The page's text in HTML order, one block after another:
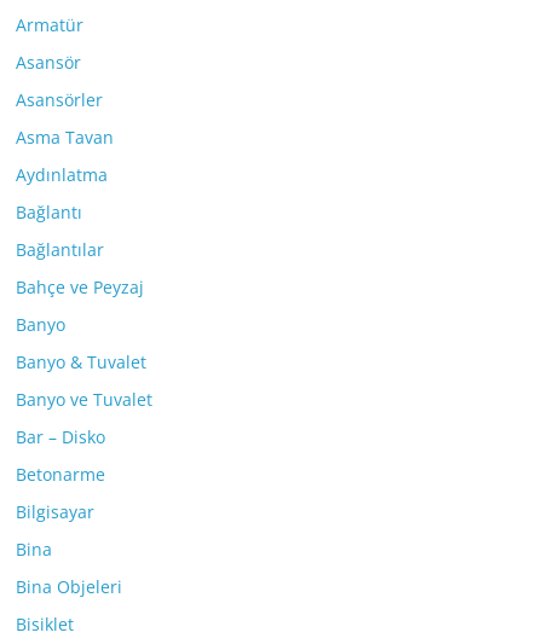
Armatür
Asansör
Asansörler
Asma Tavan
Aydınlatma
Bağlantı
Bağlantılar
Bahçe ve Peyzaj
Banyo
Banyo & Tuvalet
Banyo ve Tuvalet
Bar – Disko
Betonarme
Bilgisayar
Bina
Bina Objeleri
Bisiklet